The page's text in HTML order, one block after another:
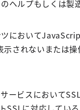
ヘルプもしくは製
において
されないまたは
ービスにおいて